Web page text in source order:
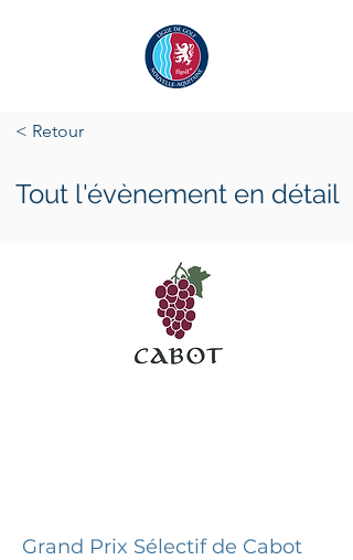
< Retour
Tout l'évènement en détail
Grand Prix Sélectif de Cabot